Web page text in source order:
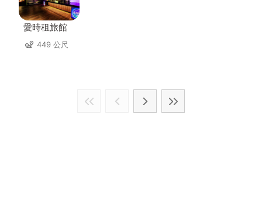
愛時租旅館
449 公尺